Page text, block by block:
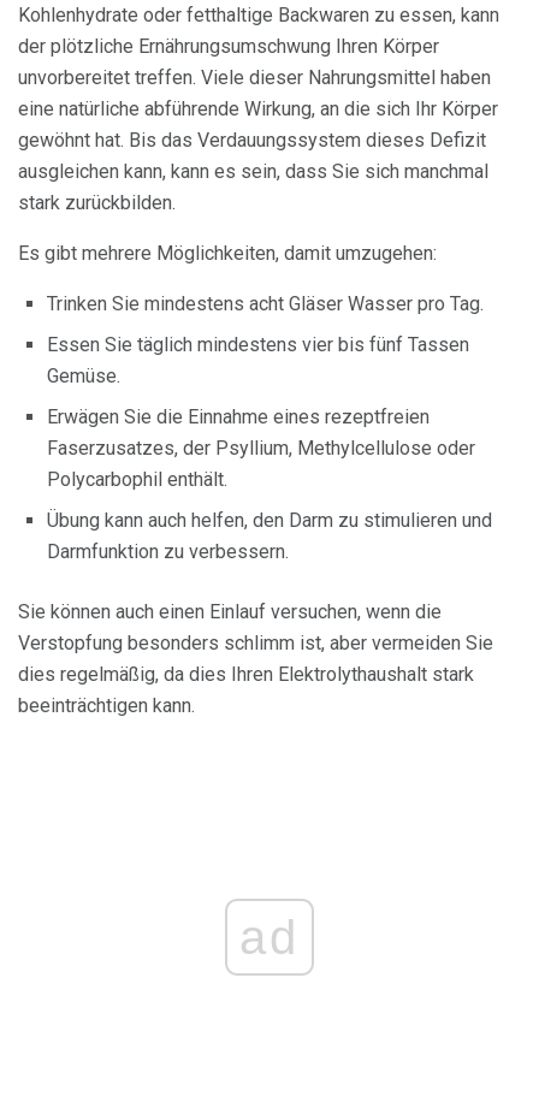
Kohlenhydrate oder fetthaltige Backwaren zu essen, kann
der plötzliche Ernährungsumschwung Ihren Körper
unvorbereitet treffen. Viele dieser Nahrungsmittel haben
eine natürliche abführende Wirkung, an die sich Ihr Körper
gewöhnt hat. Bis das Verdauungssystem dieses Defizit
ausgleichen kann, kann es sein, dass Sie sich manchmal
stark zurückbilden.
Es gibt mehrere Möglichkeiten, damit umzugehen:
Trinken Sie mindestens acht Gläser Wasser pro Tag.
Essen Sie täglich mindestens vier bis fünf Tassen
Gemüse.
Erwägen Sie die Einnahme eines rezeptfreien
Faserzusatzes, der Psyllium, Methylcellulose oder
Polycarbophil enthält.
Übung kann auch helfen, den Darm zu stimulieren und
Darmfunktion zu verbessern.
Sie können auch einen Einlauf versuchen, wenn die
Verstopfung besonders schlimm ist, aber vermeiden Sie
dies regelmäßig, da dies Ihren Elektrolythaushalt stark
beeinträchtigen kann.
ad